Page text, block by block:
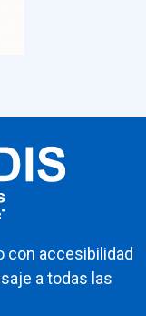
con accesibilidad
a todas las